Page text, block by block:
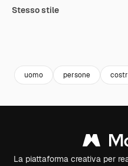
Stesso stile
uomo persone
La piattaforma creativa per